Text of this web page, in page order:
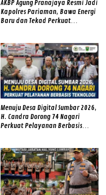
AKBP Agung Pranajaya Resmi Jadi
Kapolres Pariaman, Bawa Energi
Baru dan Tekad Perkuat
Menuju Desa Digital Sumbar 2026,
H. Candra Dorong 74 Nagari
Perkuat Pelayanan Berbasis